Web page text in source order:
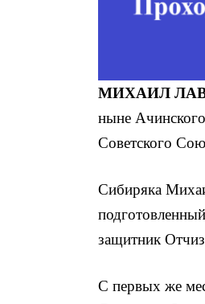
МИХАИЛ
ныне
Советского
Сибиряка
защитник
С первых же